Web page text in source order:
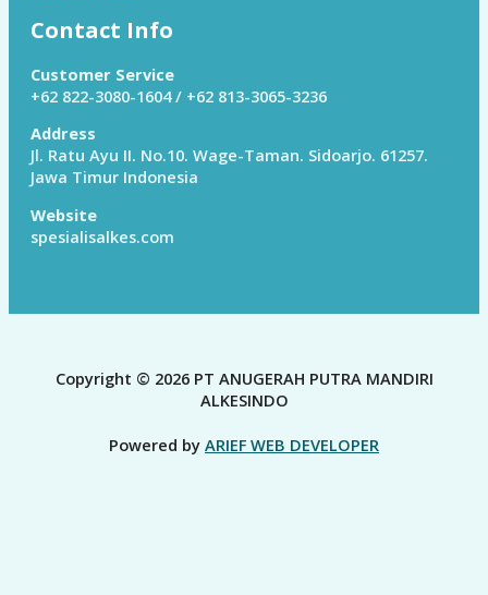
Contact Info
Customer Service
+62 822-3080-1604 / +62 813-3065-3236
Address
Jl. Ratu Ayu II. No.10. Wage-Taman. Sidoarjo. 61257.
Jawa Timur Indonesia
Website
spesialisalkes.com
Copyright © 2026 PT ANUGERAH PUTRA MANDIRI
ALKESINDO
Powered by ARIEF WEB DEVELOPER